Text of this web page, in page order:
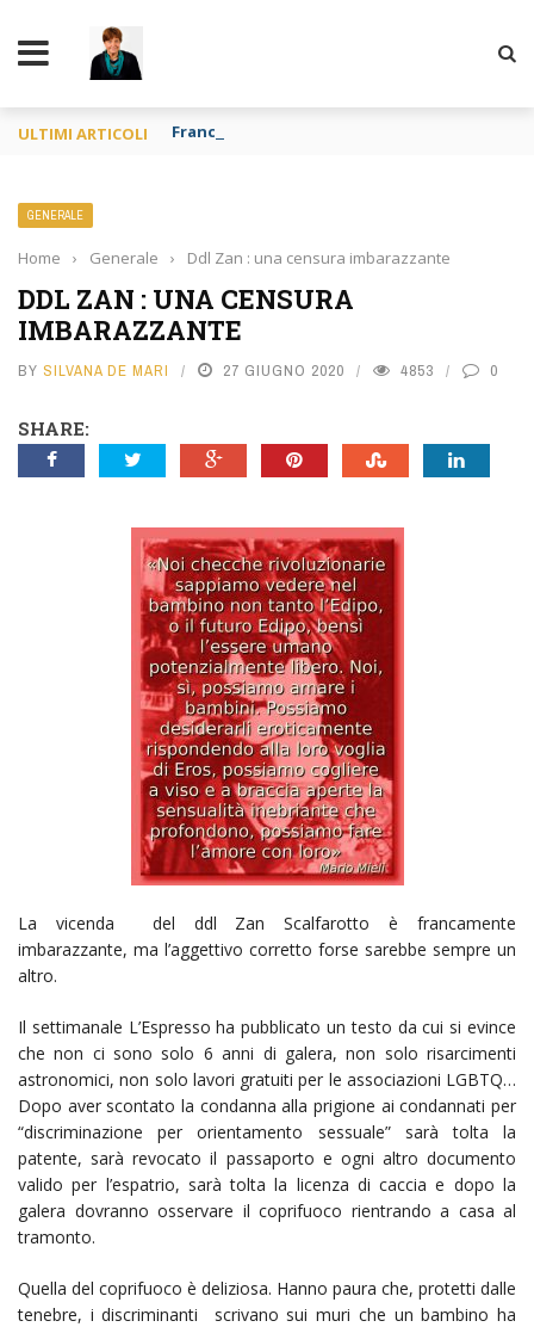
ULTIMI ARTICOLI Francia o Spagna purché si mangi
GENERALE
Home › Generale › Ddl Zan : una censura imbarazzante
DDL ZAN : UNA CENSURA
IMBARAZZANTE
BY SILVANA DE MARI 27 GIUGNO 2020 4853 0
SHARE:
La vicenda del ddl Zan Scalfarotto è francamente
imbarazzante, ma l’aggettivo corretto forse sarebbe sempre un
altro.
Il settimanale L’Espresso ha pubblicato un testo da cui si evince
che non ci sono solo 6 anni di galera, non solo risarcimenti
astronomici, non solo lavori gratuiti per le associazioni LGBTQ…
Dopo aver scontato la condanna alla prigione ai condannati per
“discriminazione per orientamento sessuale” sarà tolta la
patente, sarà revocato il passaporto e ogni altro documento
valido per l’espatrio, sarà tolta la licenza di caccia e dopo la
galera dovranno osservare il coprifuoco rientrando a casa al
tramonto.
Quella del coprifuoco è deliziosa. Hanno paura che, protetti dalle
tenebre, i discriminanti scrivano sui muri che un bambino ha